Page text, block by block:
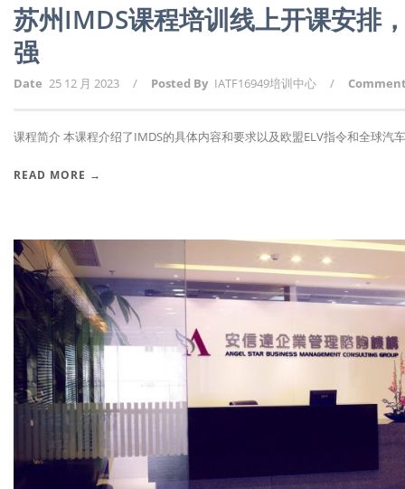
苏州IMDS课程培训线上开课安排
强
Date 25 12 月 2023 / Posted By IATF16949培训中心 /
课程简介 本课程介绍了IMDS的具体内容和要求以及欧盟ELV指令和全球汽
READ MORE →